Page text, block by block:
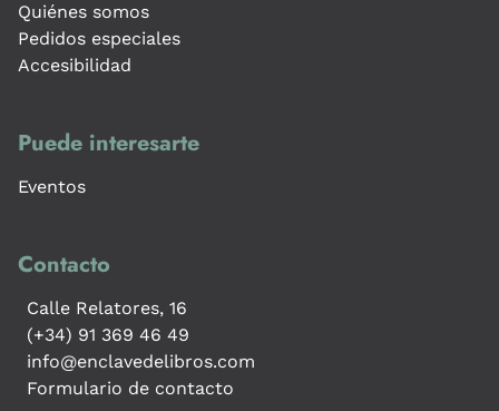
Quiénes somos
Pedidos especiales
Accesibilidad
Puede interesarte
Eventos
Contacto
Calle Relatores, 16
(+34) 91 369 46 49
info@enclavedelibros.com
Formulario de contacto